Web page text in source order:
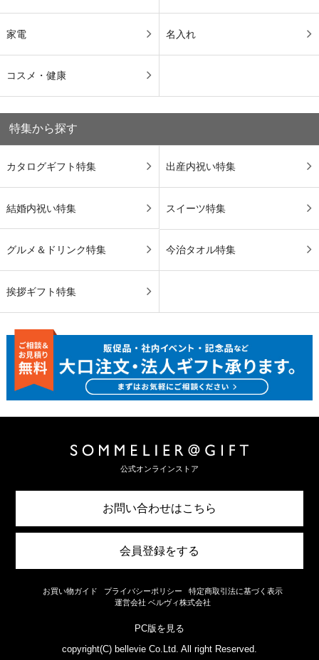
家電 名入れ
コスメ・健康
特集から探す
カタログギフト特集 出産内祝い特集
結婚内祝い特集 スイーツ特集
グルメ＆ドリンク特集 今治タオル特集
挨拶ギフト特集
公式オンラインストア
お問い合わせはこちら
会員登録をする
お買い物ガイド プライバシーポリシー
特定商取引法に基づく表示
運営会社 ベルヴィ株式会社
PC版を見る
copyright(C) bellevie Co.Ltd. All right Reserved.